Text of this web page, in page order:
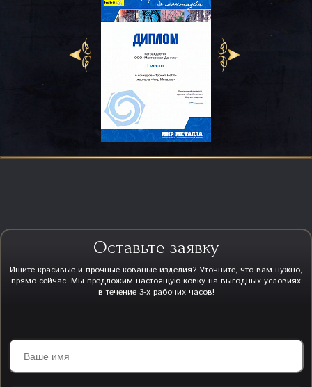
Оставьте заявку
Ищите красивые и прочные кованые изделия? Уточните, что вам нужно,
прямо сейчас. Мы предложим настоящую ковку на выгодных условиях
в течение 3-х рабочих часов!